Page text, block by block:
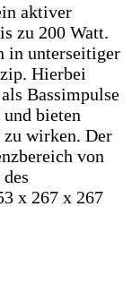
aktiver
zu 200 Watt.
in unterseitiger
Hierbei
Bassimpulse
bieten
zu wirken. Der
von
x 267 x 267